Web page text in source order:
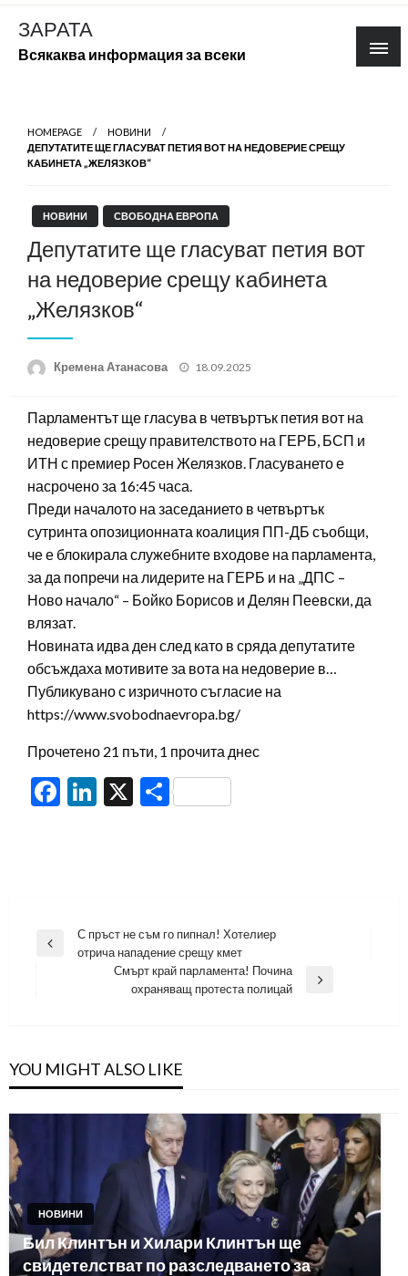
Skip
content
ЗАРАТА
Всякаква информация за всеки
HOMEPAGE
НОВИНИ
ДЕПУТАТИТЕ ЩЕ ГЛАСУВАТ ПЕТИЯ ВОТ НА НЕДОВЕРИЕ СРЕЩУ
КАБИНЕТА „ЖЕЛЯЗКОВ“
НОВИНИ СВОБОДНА ЕВРОПА
Депутатите ще гласуват петия вот
на недоверие срещу кабинета
„Желязков“
Кремена Атанасова
Posted
18.09.2025
Парламентът ще гласува в четвъртък петия вот на
недоверие срещу правителството на ГЕРБ, БСП и
ИТН с премиер Росен Желязков. Гласуването е
насрочено за 16:45 часа.
Преди началото на заседанието в четвъртък
сутринта опозиционната коалиция ПП-ДБ съобщи,
че е блокирала служебните входове на парламента,
за да попречи на лидерите на ГЕРБ и на „ДПС –
Ново начало“ – Бойко Борисов и Делян Пеевски, да
влязат.
Новината идва ден след като в сряда депутатите
обсъждаха мотивите за вота на недоверие в…
Публикувано с изричното съгласие на
https://www.svobodnaevropa.bg/
Прочетено 21 пъти, 1 прочита днес
Facebook
LinkedIn
X Share
Навигация
Previous
С пръст не съм го пипнал! Хотелиер
отрича нападение срещу кмет
Смърт край парламента! Почина
охраняващ протеста полицай
YOU MIGHT ALSO LIKE
НОВИНИ
Бил Клинтън и Хилари Клинтън ще
свидетелстват по разследването за